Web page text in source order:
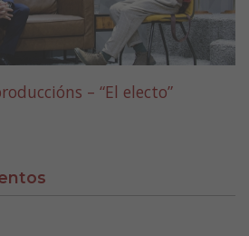
– “El electo”